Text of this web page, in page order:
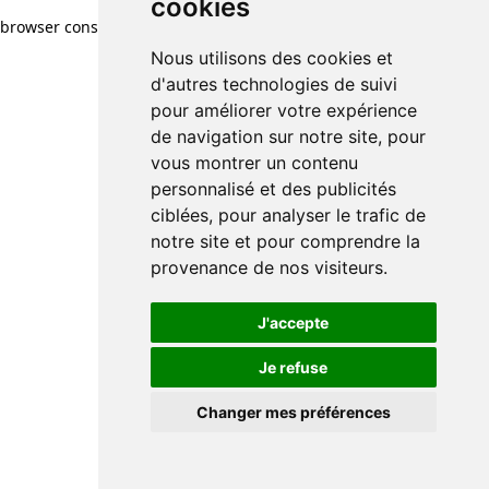
cookies
Nous utilisons des cookies et
d'autres technologies de suivi
pour améliorer votre expérience
de navigation sur notre site, pour
vous montrer un contenu
personnalisé et des publicités
ciblées, pour analyser le trafic de
notre site et pour comprendre la
provenance de nos visiteurs.
J'accepte
Je refuse
Changer mes préférences
browser console for more information)